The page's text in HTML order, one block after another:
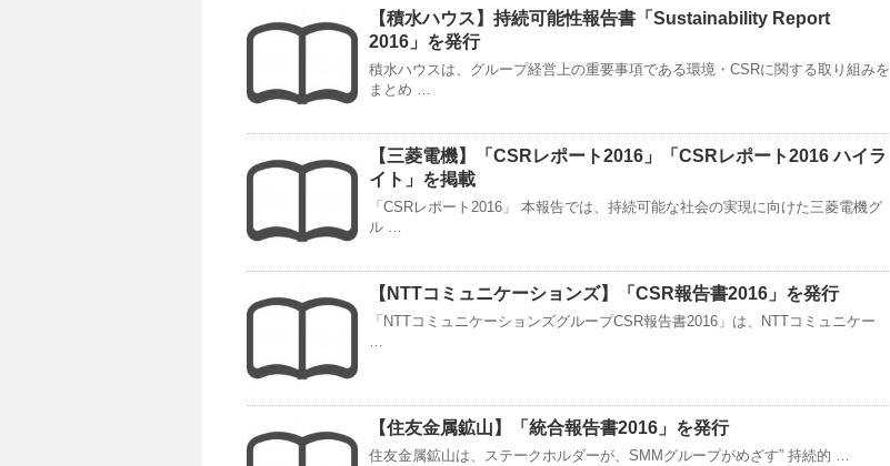
【積水ハウス】持続可能性報告書「Sustainability Report
2016」を発行
積水ハウスは、グループ経営上の重要事項である環境・CSRに関する取り組みを
まとめ …
【三菱電機】「CSRレポート2016」「CSRレポート2016 ハイラ
イト」を掲載
「CSRレポート2016」 本報告では、持続可能な社会の実現に向けた三菱電機グ
ル …
【NTTコミュニケーションズ】「CSR報告書2016」を発行
「NTTコミュニケーションズグループCSR報告書2016」は、NTTコミュニケー
…
【住友金属鉱山】「統合報告書2016」を発行
住友金属鉱山は、ステークホルダーが、SMMグループがめざす” 持続的 …